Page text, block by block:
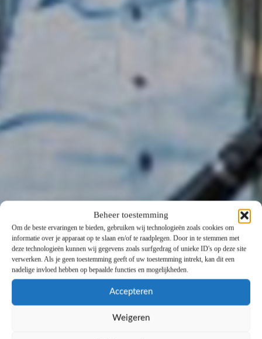
Beheer toestemming
Om de beste ervaringen te bieden, gebruiken wij technologieën zoals cookies om
informatie over je apparaat op te slaan en/of te raadplegen. Door in te stemmen met
deze technologieën kunnen wij gegevens zoals surfgedrag of unieke ID's op deze site
verwerken. Als je geen toestemming geeft of uw toestemming intrekt, kan dit een
nadelige invloed hebben op bepaalde functies en mogelijkheden.
Accepteren
Weigeren